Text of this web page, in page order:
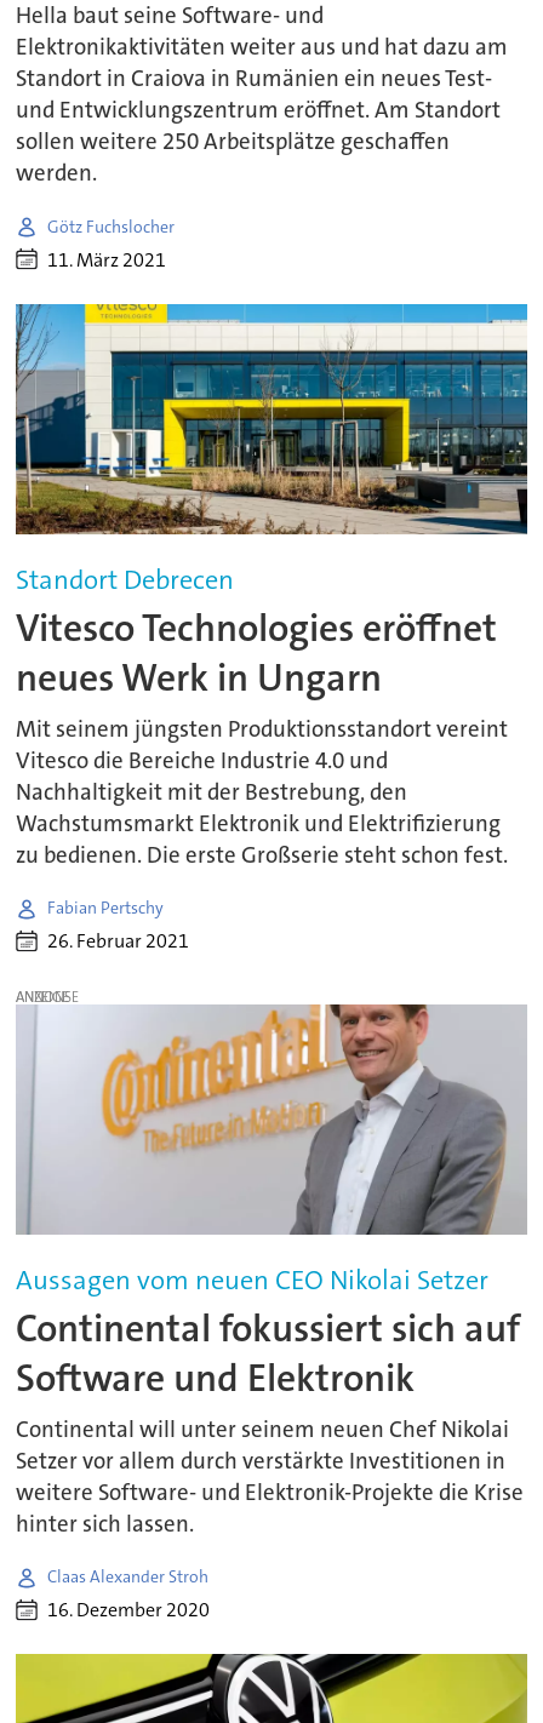
Hella baut seine Software- und
Elektronikaktivitäten weiter aus und hat dazu am
Standort in Craiova in Rumänien ein neues Test-
und Entwicklungszentrum eröffnet. Am Standort
sollen weitere 250 Arbeitsplätze geschaffen
werden.
Götz Fuchslocher
11. März 2021
Standort Debrecen
Vitesco Technologies eröffnet
neues Werk in Ungarn
Mit seinem jüngsten Produktionsstandort vereint
Vitesco die Bereiche Industrie 4.0 und
Nachhaltigkeit mit der Bestrebung, den
Wachstumsmarkt Elektronik und Elektrifizierung
zu bedienen. Die erste Großserie steht schon fest.
Fabian Pertschy
26. Februar 2021
ANZEIGE
Aussagen vom neuen CEO Nikolai Setzer
Continental fokussiert sich auf
Software und Elektronik
Continental will unter seinem neuen Chef Nikolai
Setzer vor allem durch verstärkte Investitionen in
weitere Software- und Elektronik-Projekte die Krise
hinter sich lassen.
Claas Alexander Stroh
16. Dezember 2020